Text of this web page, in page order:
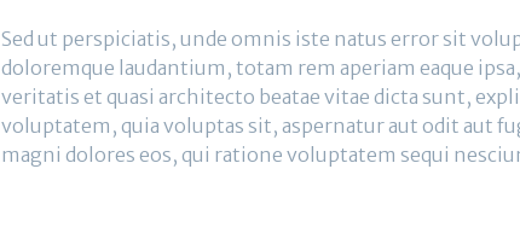
Sed ut perspiciatis, unde omnis iste natus error sit
doloremque laudantium, totam rem aperiam eaque
veritatis et quasi architecto beatae vitae dicta sunt,
voluptatem, quia voluptas sit, aspernatur aut odit aut
magni dolores eos, qui ratione voluptatem sequi